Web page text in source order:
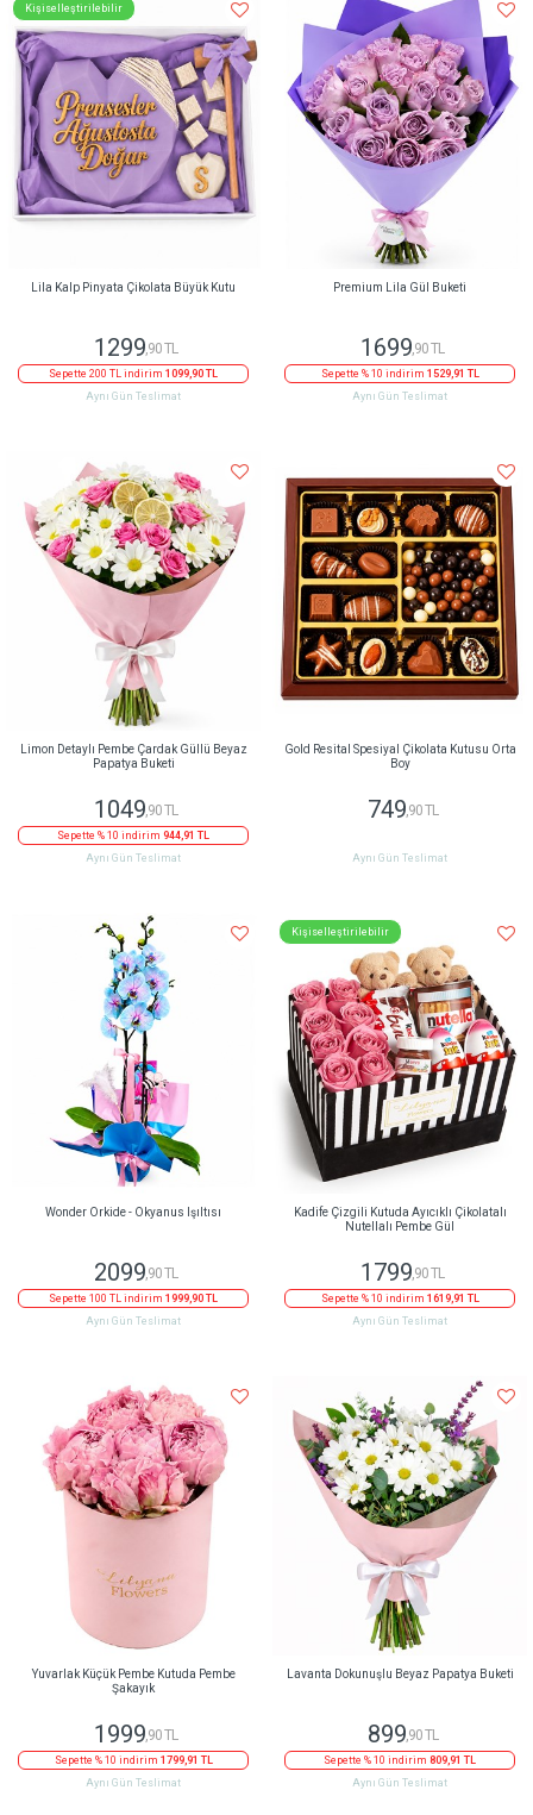
Kişiselleştirilebilir
Lila Kalp Pinyata Çikolata Büyük Kutu
1299,90 TL
Sepette 200 TL indirim 1099,90 TL
Aynı Gün Teslimat
Premium Lila Gül Buketi
1699,90 TL
Sepette % 10 indirim 1529,91 TL
Aynı Gün Teslimat
Limon Detaylı Pembe Çardak Güllü Beyaz
Papatya Buketi
1049,90 TL
Sepette % 10 indirim 944,91 TL
Aynı Gün Teslimat
Gold Resital Spesiyal Çikolata Kutusu Orta
Boy
749,90 TL
Aynı Gün Teslimat
Wonder Orkide - Okyanus Işıltısı
2099 ,90 TL
Sepette 100 TL indirim 1999,90 TL
Aynı Gün Teslimat
Kişiselleştirilebilir
Kadife Çizgili Kutuda Ayıcıklı Çikolatalı
Nutellalı Pembe Gül
1799 ,90 TL
Sepette % 10 indirim 1619,91 TL
Aynı Gün Teslimat
Yuvarlak Küçük Pembe Kutuda Pembe
Şakayık
1999,90 TL
Sepette % 10 indirim 1799,91 TL
Aynı Gün Teslimat
Lavanta Dokunuşlu Beyaz Papatya Buketi
899,90 TL
Sepette % 10 indirim 809,91 TL
Aynı Gün Teslimat